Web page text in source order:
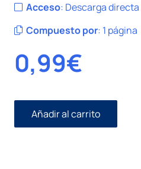
Acceso: Descarga directa
Compuesto por: 1 página
0,99€
Representación
y
Añadir al carrito